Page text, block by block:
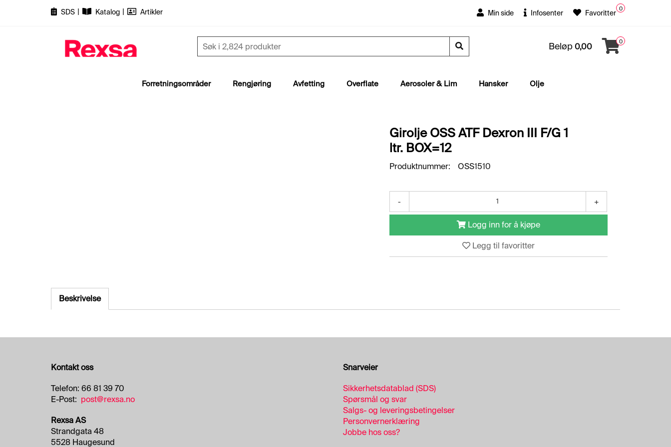
SDS | Katalog | Artikler Min side Infosenter 0
Favoritter
Beløp0,00 0
Forretningsområder Rengjøring Avfetting Overflate Aerosoler & Lim Hansker Olje
Girolje OSS ATF Dexron III F/G 1
ltr. BOX=12
Produktnummer: OSS1510
- +
Logg inn for å kjøpe
Legg til favoritter
Beskrivelse
Kontakt oss
Telefon: 66 81 39 70
E-Post: post@rexsa.no
Rexsa AS
Strandgata 48
5528 Haugesund
Snarveier
Sikkerhetsdatablad (SDS)
Spørsmål og svar
Salgs- og leveringsbetingelser
Personvernerklæring
Jobbe hos oss?